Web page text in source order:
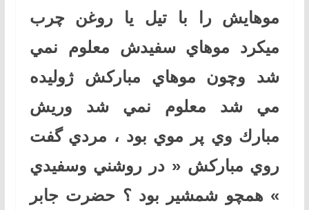
موهايش را با تيل يا روغن چرب
ميكرد موهاي سفيدش معلوم نمي
شد وچون موهاي مباركش ژوليده
مي شد معلوم نمي شد وريش
مبارك وي پر موي بود ، مردي گفت
روي مباركش « در روشني وسفيدي
» همچو شمشير بود ؟ حضرت جابر